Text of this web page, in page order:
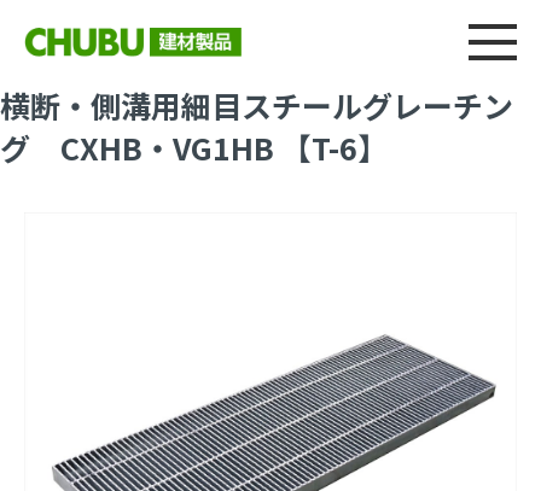
総合
横断・側溝用細目スチールグレーチン
グ CXHB・VG1HB 【T-6】